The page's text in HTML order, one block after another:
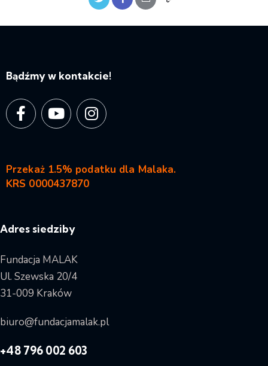
Bądźmy w kontakcie!
Przekaż 1.5% podatku dla Malaka.
KRS 0000437870
Adres siedziby
Fundacja MALAK
Ul. Szewska 20/4
31-009 Kraków
biuro@fundacjamalak.pl
+48 796 002 603